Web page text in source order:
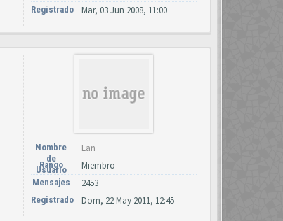
Registrado Mar, 03 Jun 2008, 11:00
Nombre
de
Usuario
Lan
Rango Miembro
Mensajes 2453
Registrado Dom, 22 May 2011, 12:45